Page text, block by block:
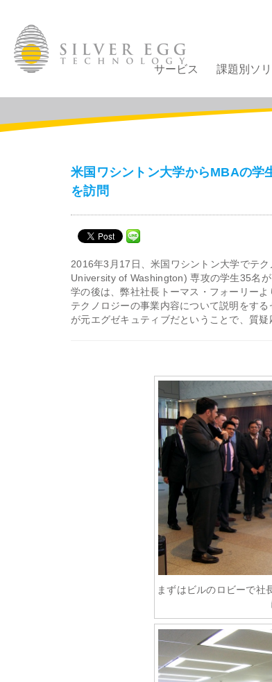
サービス 課題別ソ
米国ワシントン大学からMBAの学
を訪問
2016年3月17日、米国ワシントン大学でテク
University of Washington) 専攻の学生35名
学の後は、弊社社長トーマス・ フォーリー
テクノロジーの事業内容について説明をする
が元エグゼキュティブだということで、質
まずはビルのロビーで社